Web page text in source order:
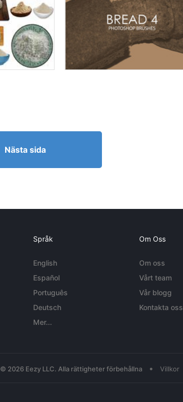
Nästa sida
Språk
English
Español
Português
Deutsch
Mer...
Om Oss
Om oss
Vårt team
Vår blogg
Kontakta oss
© 2026 Eezy LLC. Alla rättigheter förbehållna • Villkor